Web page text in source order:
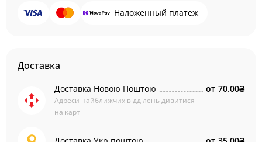
Наложенный платеж
Доставка
Доставка Новою Поштою
Адреси найближчих відділень дивитися
на карті
от 70.00₴